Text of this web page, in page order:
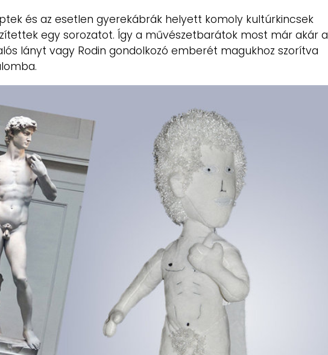
és az esetlen gyerekábrák helyett komoly kultúrkincsek
egy sorozatot. Így a művészetbarátok most már akár a
lányt vagy Rodin gondolkozó emberét magukhoz szorítva